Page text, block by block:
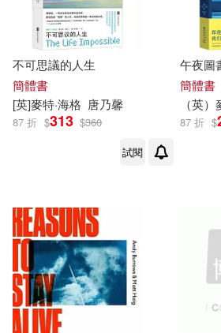
不可思議的人生
簡體書
[英]麥特·海格 唐乃馨
87 折 $313 $360
試閱
午夜圖
簡體書
（英）
87 折 $